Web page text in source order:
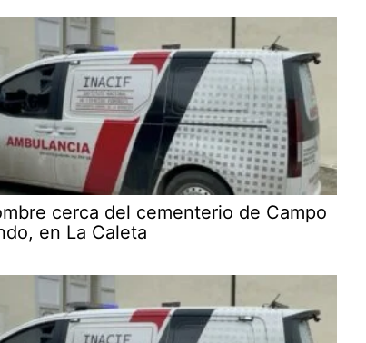
cerca del cementerio de Campo
en La Caleta